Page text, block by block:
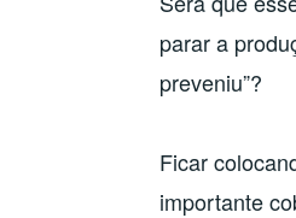
parar a
preveniu”?
Ficar
importante